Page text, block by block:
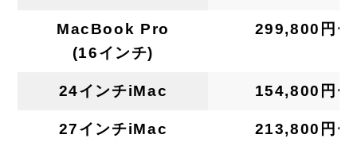
MacBook Pro
(16インチ)
299,800円〜
24インチiMac 154,800円〜
27インチiMac 213,800円〜